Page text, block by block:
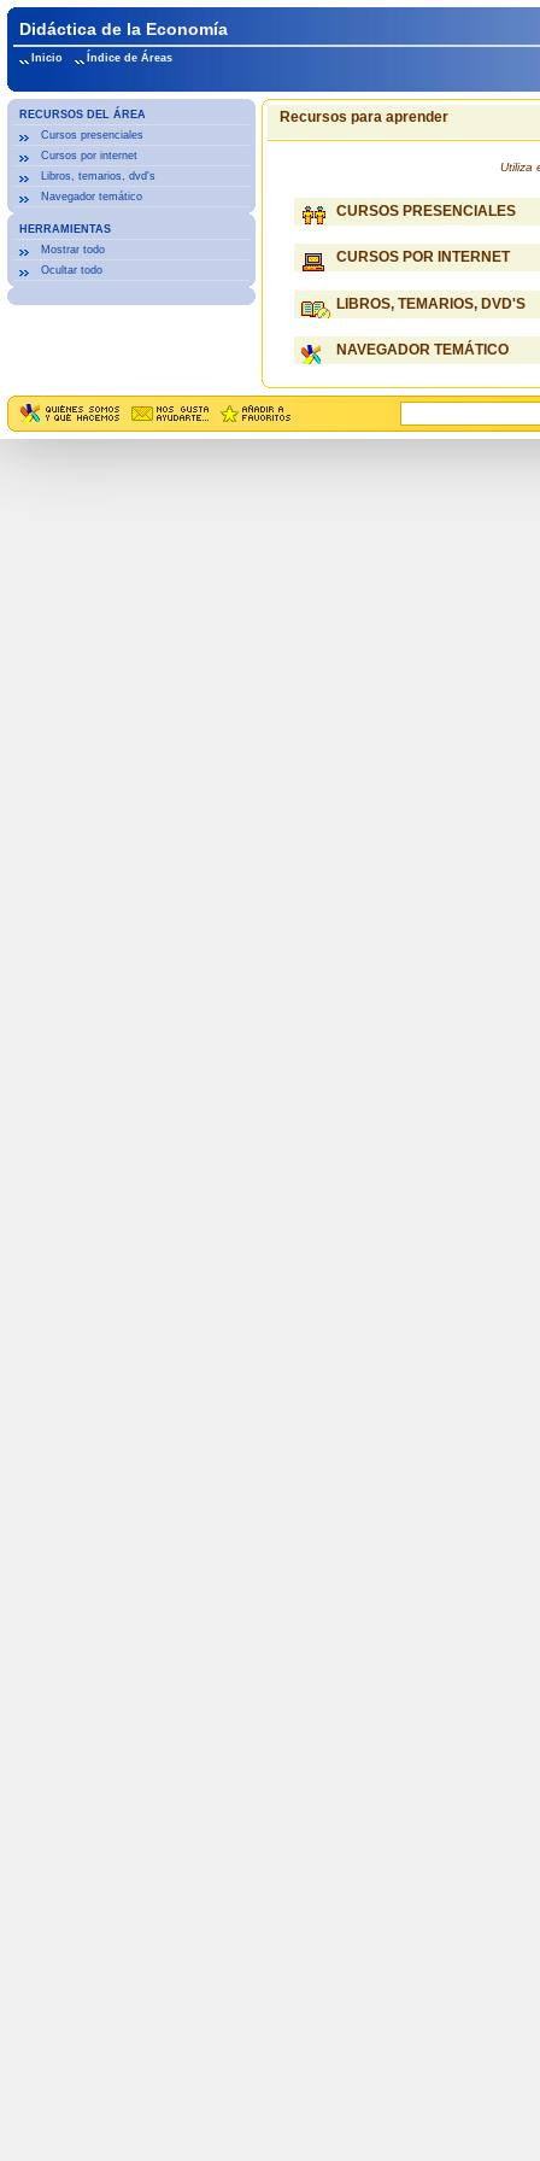
Didáctica de la Economía
Inicio Índice de Áreas
RECURSOS DEL ÁREA
Cursos presenciales
Cursos por internet
Libros, temarios, dvd's
Navegador temático
HERRAMIENTAS
Mostrar todo
Ocultar todo
Recursos para aprender
Utiliza
CURSOS PRESENCIALES
CURSOS POR INTERNET
LIBROS, TEMARIOS, DVD'S
NAVEGADOR TEMÁTICO